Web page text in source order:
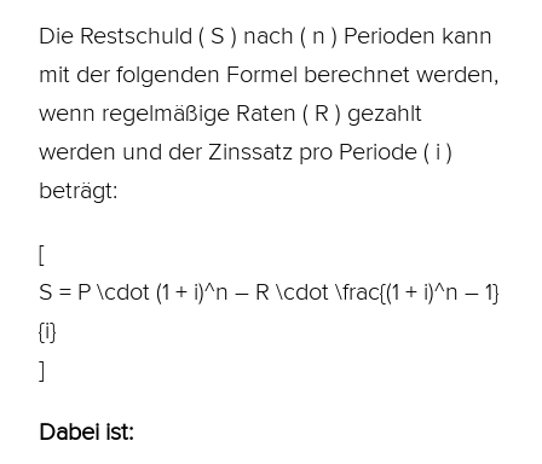
Die Restschuld ( S ) nach ( n ) Perioden kann
mit der folgenden Formel berechnet werden,
wenn regelmäßige Raten ( R ) gezahlt
werden und der Zinssatz pro Periode ( i )
beträgt:
[
S = P \cdot (1 + i)^n – R \cdot \frac{(1 + i)^n – 1}
{i}
]
Dabei ist: